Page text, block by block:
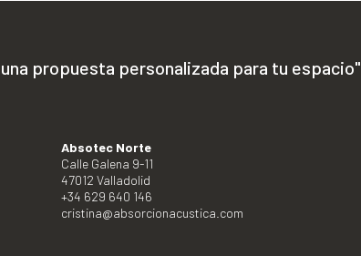
propuesta personalizada para tu espacio"
Absotec Norte
Calle Galena 9-11
47012 Valladolid
+34 629 640 146
cristina@absorcionacustica.com